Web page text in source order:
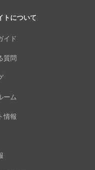
トについて
イド
質問
ーム
情報